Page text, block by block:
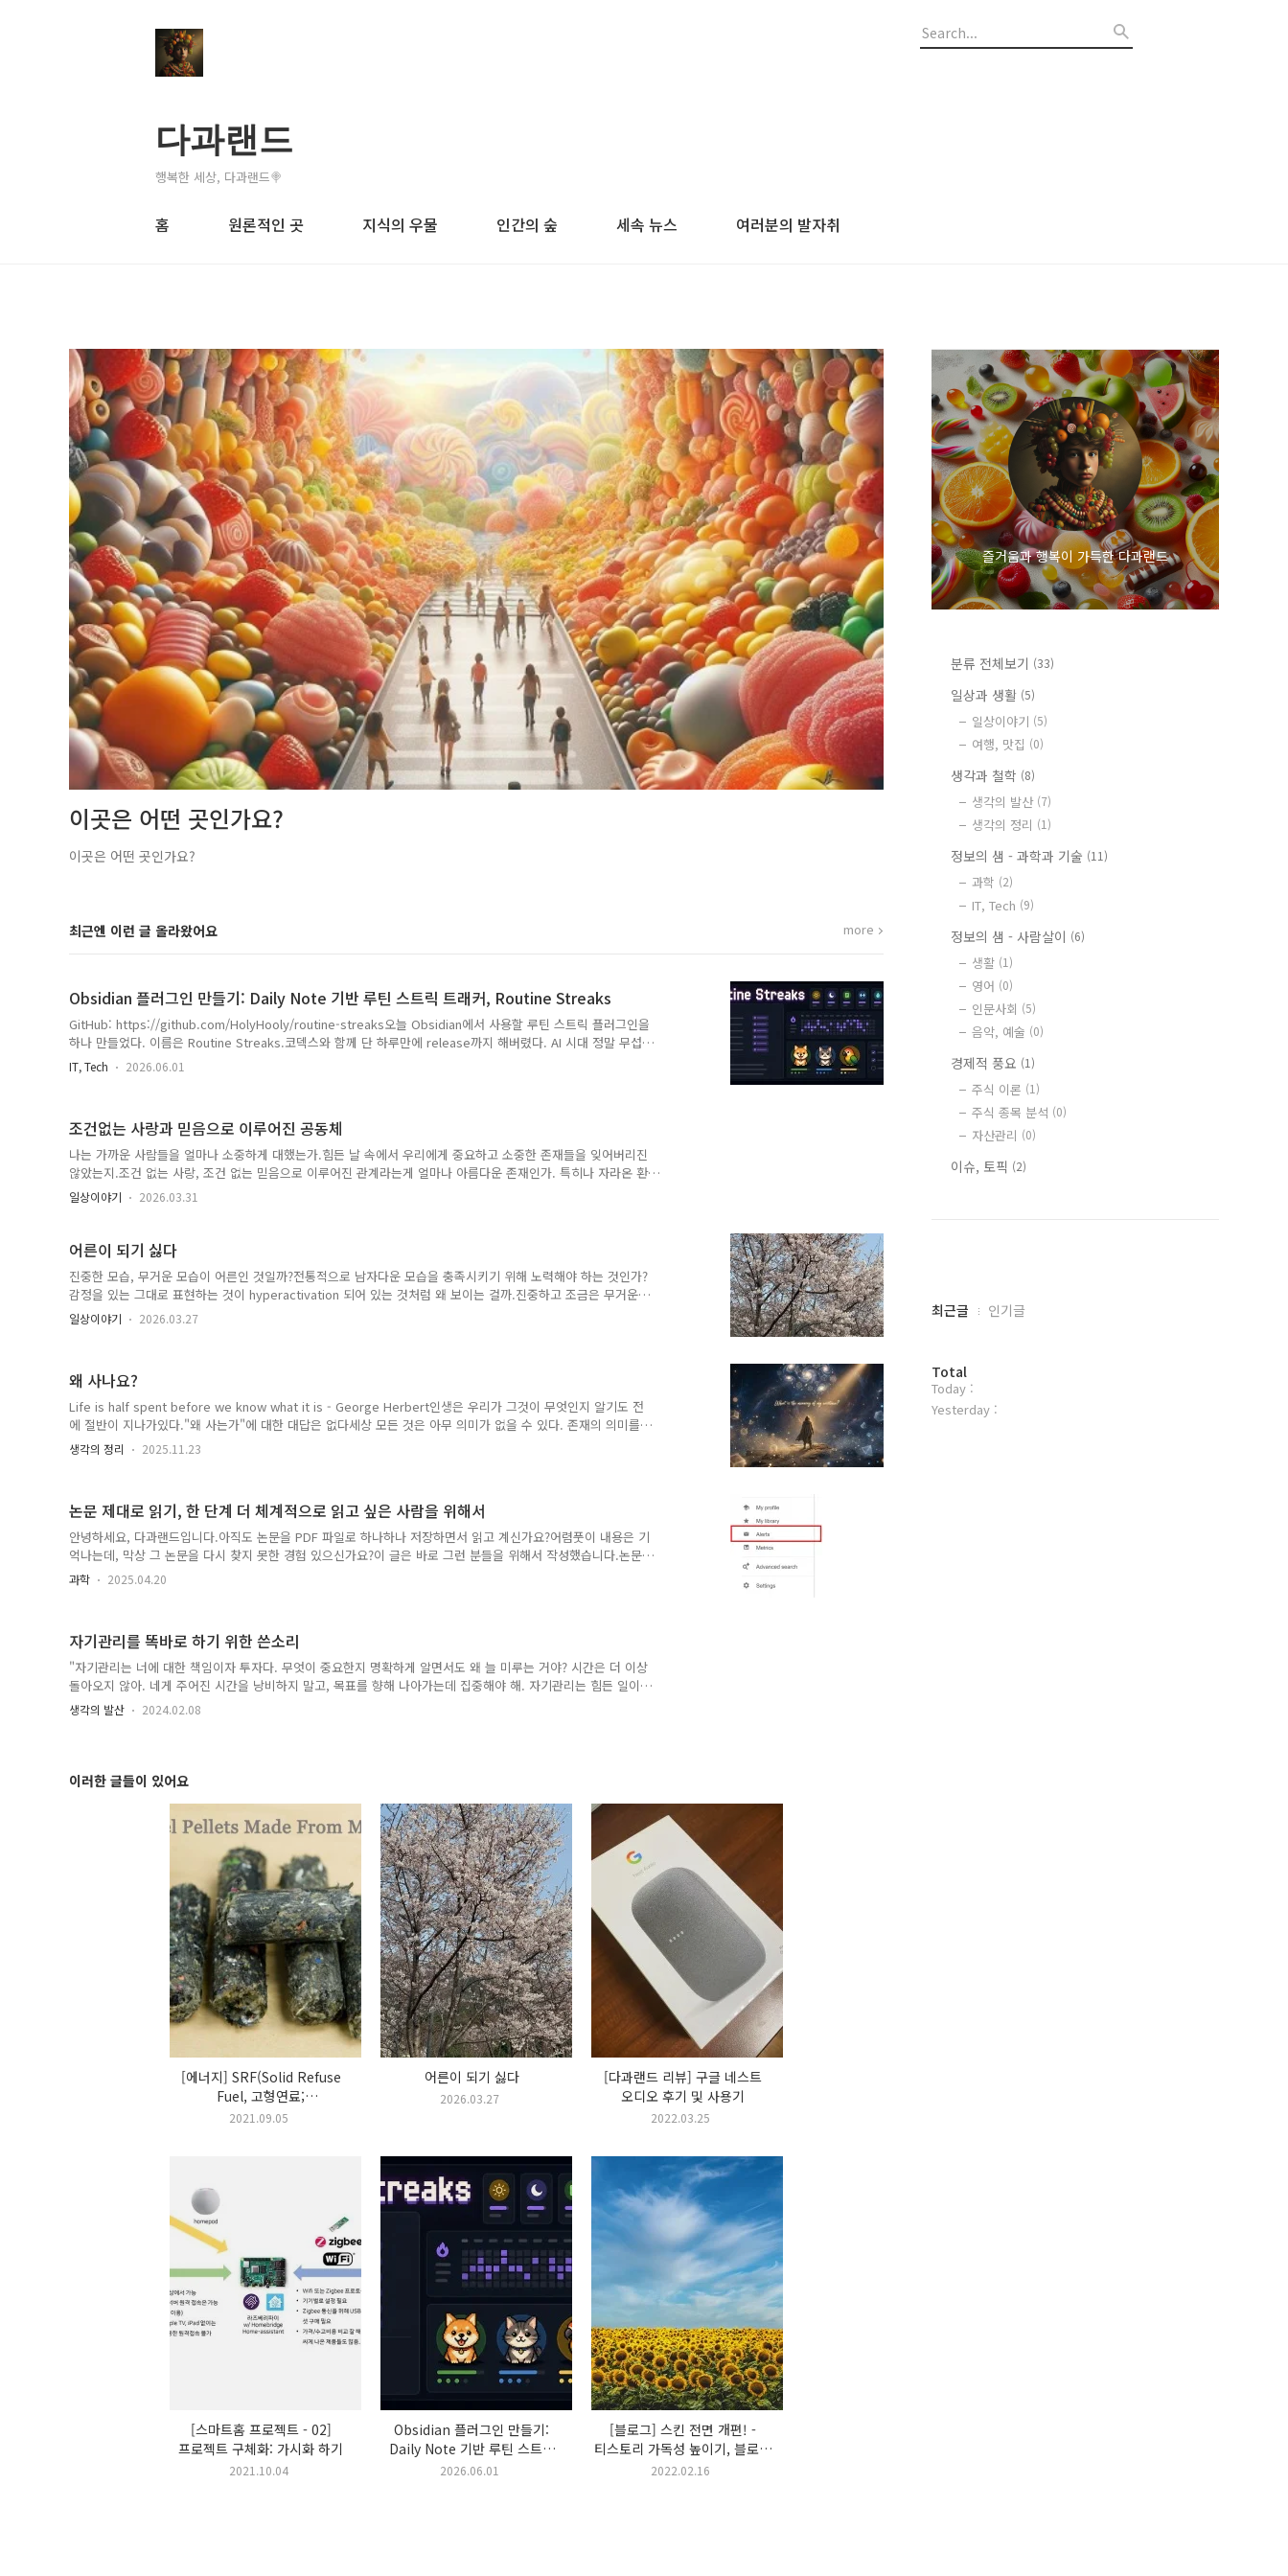
다과랜드
행복한 세상, 다과랜드🍭
홈 원론적인 곳 지식의 우물 인간의 숲 세속 뉴스 여러분의 발자취
이곳은 어떤 곳인가요?
이곳은 어떤 곳인가요?
최근엔 이런 글 올라왔어요 more
Obsidian 플러그인 만들기: Daily Note 기반 루틴 스트릭 트래커, Routine Streaks
GitHub: https://github.com/HolyHooly/routine-streaks오늘 Obsidian에서 사용할 루틴 스트릭 플러그인을
하나 만들었다. 이름은 Routine Streaks.코덱스와 함께 단 하루만에 release까지 해버렸다. AI 시대 정말 무섭
기도 하면서 엄청난 생산성에 놀라움을 감추지 못하겠다. 아래 글도 기능을 설명하는 부분은 AI로 작성되었다. 핵
심 아이디어는 간단하다.루틴 완료 기록의 원본은 플러그인 데이터가 아니라, Daily Note 안의 체크박스여야 한
IT, Tech 2026.06.01
조건없는 사랑과 믿음으로 이루어진 공동체
나는 가까운 사람들을 얼마나 소중하게 대했는가.힘든 날 속에서 우리에게 중요하고 소중한 존재들을 잊어버리진
않았는지.조건 없는 사랑, 조건 없는 믿음으로 이루어진 관계라는게 얼마나 아름다운 존재인가. 특히나 자라온 환
경이 다른 두 사람이 만나서 서로에게 의지하며, 무한한 믿음을 주는 관계는 말로 형용할 수 없을 만큼 아름다운
것이다. 세상이 나를 배반한다고 해도 오직 한 사람은 꿋꿋하게 내 옆을 지켜준다. 그 한 사람만 있으면 세상 모
그에 근접하는 사람을 선택하기 보다는 오로지 마음과 믿음을 보고 그런 사람을 선택하고 싶다. 유한한 시간과 자
원 속에서 오로지 마음만 보고 그런 사람을 선택한다..
일상이야기 2026.03.31
어른이 되기 싫다
진중한 모습, 무거운 모습이 어른인 것일까?전통적으로 남자다운 모습을 충족시키기 위해 노력해야 하는 것인가?
감정을 있는 그대로 표현하는 것이 hyperactivation 되어 있는 것처럼 왜 보이는 걸까.진중하고 조금은 무거운
모습을 보이는 것이 남자다운 모습이고, 의지할 수 있는 모습인 것인가?오늘은 조금 씁슬한 소리를 들었다. 내가
남자답지 못하다는 이야기를 들었다. 내가 말하는 투나 행동이 가벼워 보인다는 피드백을 받았다. 나는 그저 감정
나는 보통 진중한 모습이 처음부터 바로 나오..
일상이야기 2026.03.27
왜 사나요?
Life is half spent before we know what it is - George Herbert인생은 우리가 그것이 무엇인지 알기도 전
에 절반이 지나가있다."왜 사는가"에 대한 대답은 없다세상 모든 것은 아무 의미가 없을 수 있다. 존재의 의미를
찾기란 어렵다. 나 자신도, 길가의 돌멩이도, 이 세상을 이루는 원자 하나하나도 존재 자체에서 의미를 찾기는 어
렵다. 그것들이 왜 존재하는지 아는 이는 아무도 없다.그런데 우리가 사는 이유를 '존재의 의미'에서 찾으려 하면
찾아야 할..
생각의 정리 2025.11.23
논문 제대로 읽기, 한 단계 더 체계적으로 읽고 싶은 사람을 위해서
안녕하세요, 다과랜드입니다.아직도 논문을 PDF 파일로 하나하나 저장하면서 읽고 계신가요?어렴풋이 내용은 기
억나는데, 막상 그 논문을 다시 찾지 못한 경험 있으신가요?이 글은 바로 그런 분들을 위해서 작성했습니다.논문
PDF를 컴퓨터에 저장하고, Notion (노션)이나 다른 노트 앱에 내용을 정리하고 있지만, 어딘가 부족하다고 느끼
셨다면, 이 글이 도움이 될 것입니다. 조금 더 체계적으로, 그리고 많은 논문을 '내 것'으로 만들기 위한 가이드입
떻게 하면 효율적으로 수집 → 읽기 → 체득 →..
과학 2025.04.20
자기관리를 똑바로 하기 위한 쓴소리
"자기관리는 너에 대한 책임이자 투자다. 무엇이 중요한지 명확하게 알면서도 왜 늘 미루는 거야? 시간은 더 이상
돌아오지 않아. 네게 주어진 시간을 낭비하지 말고, 목표를 향해 나아가는데 집중해야 해. 자기관리는 힘든 일이
고, 편리한 선택을 하는 것은 간단하지. 티비를 보거나 소셜 미디어를 둘러보면서 시간을 낭비하는 것은 물론 편
해 보일지 몰라. 하지만 그런 선택이 네 미래에 어떤 영향을 끼치는지 생각해 봐. 뭔가를 이루려면 희생이 따르는
다. 너 자신에게 진실하게 물어 봐. 뭐가 널 실..
생각의 발산 2024.02.08
이러한 글들이 있어요
[에너지] SRF(Solid Refuse
Fuel, 고형연료;
고형쓰레기연료)란 무엇인가?
2021.09.05
어른이 되기 싫다
2026.03.27
[다과랜드 리뷰] 구글 네스트
오디오 후기 및 사용기
2022.03.25
[스마트홈 프로젝트 - 02]
프로젝트 구체화: 가시화 하기
2021.10.04
Obsidian 플러그인 만들기:
Daily Note 기반 루틴 스트릭
트래커, Routine Streaks
2026.06.01
[블로그] 스킨 전면 개편! -
티스토리 가독성 높이기, 블로그
브랜딩
2022.02.16
즐거움과 행복이 가득한 다과랜드
분류 전체보기 (33)
일상과 생활 (5)
일상이야기 (5)
여행, 맛집 (0)
생각과 철학 (8)
생각의 발산 (7)
생각의 정리 (1)
정보의 샘 - 과학과 기술 (11)
과학 (2)
IT, Tech (9)
정보의 샘 - 사람살이 (6)
생활 (1)
영어 (0)
인문사회 (5)
음악, 예술 (0)
경제적 풍요 (1)
주식 이론 (1)
주식 종목 분석 (0)
자산관리 (0)
이슈, 토픽 (2)
최
과
인
기
최근글 인기글
방
문
자
Total
Today :
Yesterday :